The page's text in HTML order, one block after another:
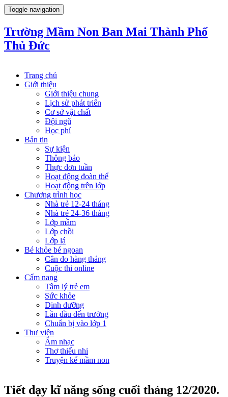
Toggle navigation
Trường Mầm Non Ban Mai Thành Phố
Thủ Đức
Trang chủ
Giới thiệu
Giới thiệu chung
Lịch sử phát triển
Cơ sở vật chất
Đội ngũ
Học phí
Bản tin
Sự kiện
Thông báo
Thực đơn tuần
Hoạt động đoàn thể
Hoạt động trên lớp
Chương trình học
Nhà trẻ 12-24 tháng
Nhà trẻ 24-36 tháng
Lớp mầm
Lớp chồi
Lớp lá
Bé khỏe bé ngoan
Cân đo hàng tháng
Cuộc thi online
Cẩm nang
Tâm lý trẻ em
Sức khỏe
Dinh dưỡng
Lần đầu đến trường
Chuẩn bị vào lớp 1
Thư viện
Âm nhạc
Thơ thiếu nhi
Truyện kể mầm non
Tiết dạy kĩ năng sống cuối tháng 12/2020.